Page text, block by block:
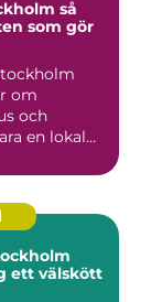
så
som gör
om
och
en lokal
ett välskött